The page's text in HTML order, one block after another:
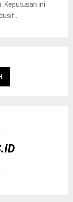
Keputusan ini